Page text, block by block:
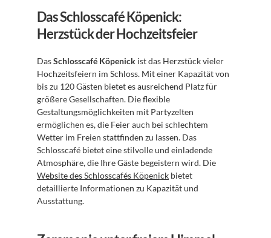
Das Schlosscafé Köpenick:
Herzstück der Hochzeitsfeier
Das Schlosscafé Köpenick ist das Herzstück vieler
Hochzeitsfeiern im Schloss. Mit einer Kapazität von
bis zu 120 Gästen bietet es ausreichend Platz für
größere Gesellschaften. Die flexible
Gestaltungsmöglichkeiten mit Partyzelten
ermöglichen es, die Feier auch bei schlechtem
Wetter im Freien stattfinden zu lassen. Das
Schlosscafé bietet eine stilvolle und einladende
Website des Schlosscafés Köpenick bietet
detaillierte Informationen zu Kapazität und
Ausstattung.